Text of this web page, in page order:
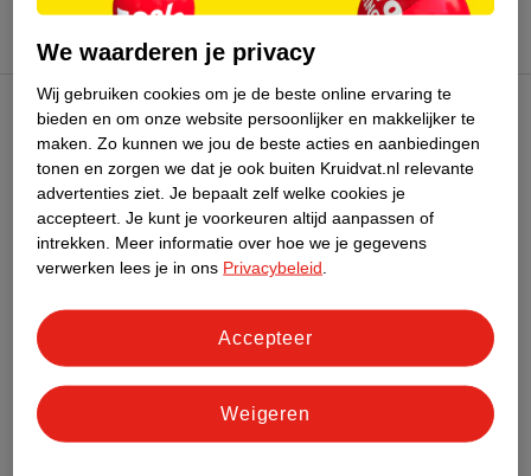
Kruidvat Club
Klantenservice
Over Kruidvat
We waarderen je privacy
Wij gebruiken cookies om je de beste online ervaring te
bieden en om onze website persoonlijker en makkelijker te
maken. Zo kunnen we jou de beste acties en aanbiedingen
tonen en zorgen we dat je ook buiten Kruidvat.nl relevante
advertenties ziet. Je bepaalt zelf welke cookies je
accepteert. Je kunt je voorkeuren altijd aanpassen of
intrekken.
Meer informatie over hoe we je gegevens
verwerken lees je in ons Privacybeleid
Weigeren
Accepteer